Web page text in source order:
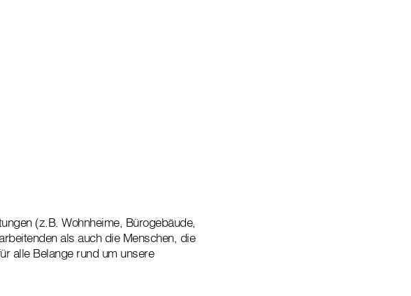
(z.B. Wohnheime, Bürogebäude,
als auch die Menschen, die
alle Belange rund um unsere